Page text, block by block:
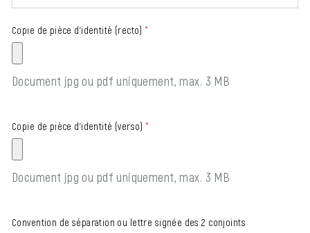
Copie de pièce d'identité (recto)*
Document jpg ou pdf uniquement, max. 3 MB
Copie de pièce d'identité (verso)*
Document jpg ou pdf uniquement, max. 3 MB
Convention de séparation ou lettre signée des 2 conjoints